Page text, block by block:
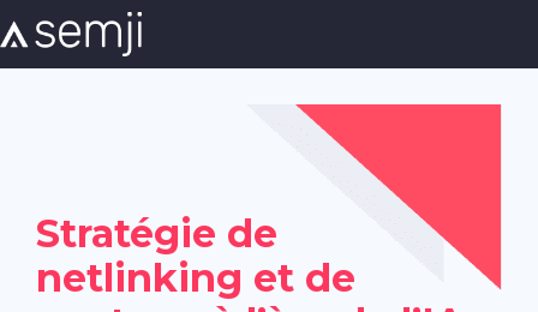
Stratégie de
netlinking et de